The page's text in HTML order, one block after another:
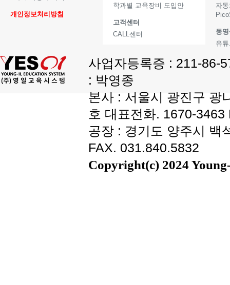
개인정보처리방침
학과별 교육장비 도입안
고객센터
CALL센터
자
동
유
사업자등록증 : 211-86-
: 박영종
본사 : 서울시 광진구 광
호 대표전화. 1670-
공장 : 경기도 양주시 백
FAX. 031.840.5832
Copyright(c) 2024